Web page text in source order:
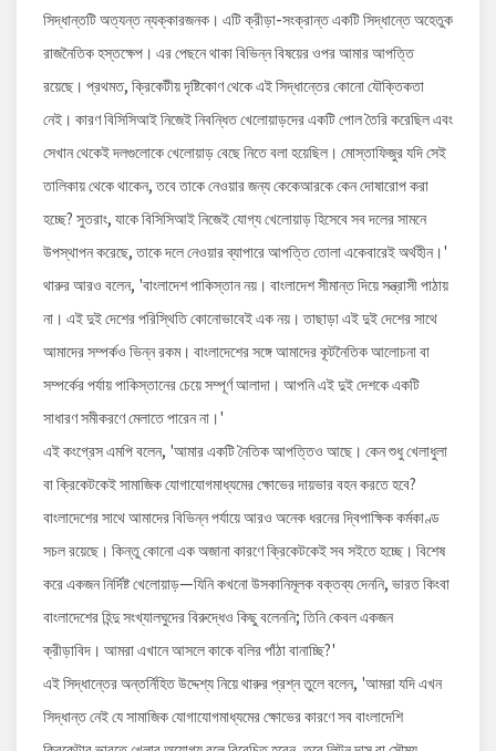
সিদ্ধান্তটি অত্যন্ত ন্যক্কারজনক। এটি ক্রীড়া-সংক্রান্ত একটি সিদ্ধান্তে অহেতুক
রাজনৈতিক হস্তক্ষেপ। এর পেছনে থাকা বিভিন্ন বিষয়ের ওপর আমার আপত্তি
রয়েছে। প্রথমত, ক্রিকেটীয় দৃষ্টিকোণ থেকে এই সিদ্ধান্তের কোনো যৌক্তিকতা
নেই। কারণ বিসিসিআই নিজেই নিবন্ধিত খেলোয়াড়দের একটি পোল তৈরি করেছিল এবং
সেখান থেকেই দলগুলোকে খেলোয়াড় বেছে নিতে বলা হয়েছিল। মোস্তাফিজুর যদি সেই
তালিকায় থেকে থাকেন, তবে তাকে নেওয়ার জন্য কেকেআরকে কেন দোষারোপ করা
হচ্ছে? সুতরাং, যাকে বিসিসিআই নিজেই যোগ্য খেলোয়াড় হিসেবে সব দলের সামনে
উপস্থাপন করেছে, তাকে দলে নেওয়ার ব্যাপারে আপত্তি তোলা একেবারেই অর্থহীন।'
থারুর আরও বলেন, 'বাংলাদেশ পাকিস্তান নয়। বাংলাদেশ সীমান্ত দিয়ে সন্ত্রাসী পাঠায়
না। এই দুই দেশের পরিস্থিতি কোনোভাবেই এক নয়। তাছাড়া এই দুই দেশের সাথে
আমাদের সম্পর্কও ভিন্ন রকম। বাংলাদেশের সঙ্গে আমাদের কূটনৈতিক আলোচনা বা
সম্পর্কের পর্যায় পাকিস্তানের চেয়ে সম্পূর্ণ আলাদা। আপনি এই দুই দেশকে একটি
সাধারণ সমীকরণে মেলাতে পারেন না।'
এই কংগ্রেস এমপি বলেন, 'আমার একটি নৈতিক আপত্তিও আছে। কেন শুধু খেলাধুলা
বা ক্রিকেটকেই সামাজিক যোগাযোগমাধ্যমের ক্ষোভের দায়ভার বহন করতে হবে?
বাংলাদেশের সাথে আমাদের বিভিন্ন পর্যায়ে আরও অনেক ধরনের দ্বিপাক্ষিক কর্মকাণ্ড
সচল রয়েছে। কিন্তু কোনো এক অজানা কারণে ক্রিকেটকেই সব সইতে হচ্ছে। বিশেষ
করে একজন নির্দিষ্ট খেলোয়াড়—যিনি কখনো উসকানিমূলক বক্তব্য দেননি, ভারত কিংবা
বাংলাদেশের হিন্দু সংখ্যালঘুদের বিরুদ্ধেও কিছু বলেননি; তিনি কেবল একজন
ক্রীড়াবিদ। আমরা এখানে আসলে কাকে বলির পাঁঠা বানাচ্ছি?'
এই সিদ্ধান্তের অন্তর্নিহিত উদ্দেশ্য নিয়ে থারুর প্রশ্ন তুলে বলেন, 'আমরা যদি এখন
সিদ্ধান্ত নেই যে সামাজিক যোগাযোগমাধ্যমের ক্ষোভের কারণে সব বাংলাদেশি